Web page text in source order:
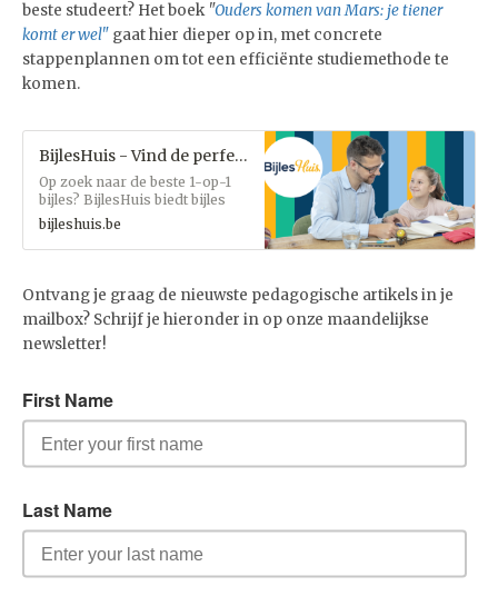
beste studeert? Het boek "Ouders komen van Mars: je tiener
komt er wel" gaat hier dieper op in, met concrete
stappenplannen om tot een efficiënte studiemethode te
komen.
BijlesHuis - Vind de perfecte lesgever
Op zoek naar de beste 1-op-1
bijles? BijlesHuis biedt bijles
voor elk vak en elk niveau. Vind
vandaag nog de lesgever die
bij jou past!
bijleshuis.be
Ontvang je graag de nieuwste pedagogische artikels in je
mailbox? Schrijf je hieronder in op onze maandelijkse
newsletter!